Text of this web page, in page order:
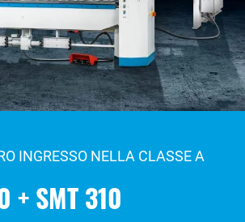
INGRESSO NELLA CLASSE A
+ SMT 310